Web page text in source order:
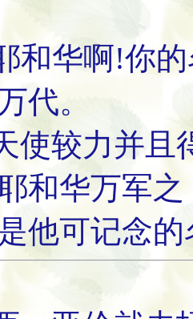
和华啊!你
代。
使较力并且
和华万军
他可记念的